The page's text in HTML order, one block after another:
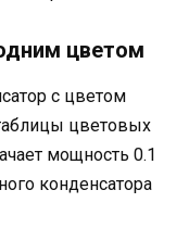
цветом
с цветом
цветовых
мощность 0.1
конденсатора